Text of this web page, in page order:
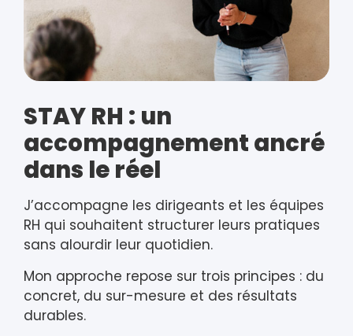
STAY RH : un
accompagnement ancré
dans le réel
J’accompagne les dirigeants et les équipes
RH qui souhaitent structurer leurs pratiques
sans alourdir leur quotidien.
Mon approche repose sur trois principes : du
concret, du sur-mesure et des résultats
durables.